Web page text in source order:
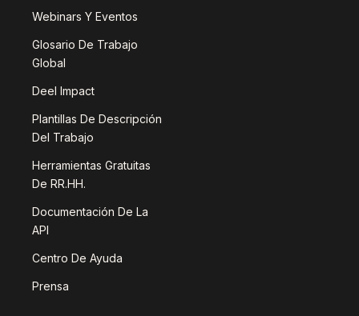
Webinars Y Eventos
Glosario De Trabajo
Global
Deel Impact
Plantillas De Descripción
Del Trabajo
Herramientas Gratuitas
De RR.HH.
Documentación De La
API
Centro De Ayuda
Prensa